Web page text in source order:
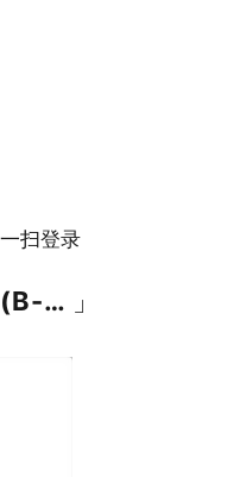
扫登录
必一·运动(B-Sports)招聘网 」